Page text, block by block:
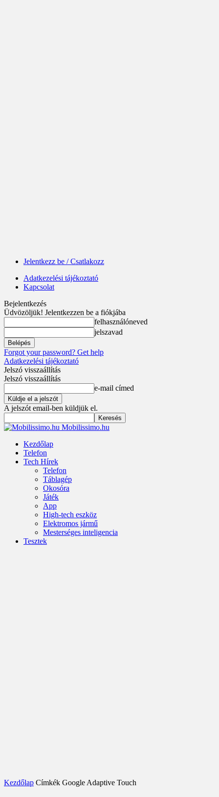
Jelentkezz be / Csatlakozz
Adatkezelési tájékoztató
Kapcsolat
Bejelentkezés
Üdvözöljük! Jelentkezzen be a fiókjába
felhasználóneved
jelszavad
Forgot your password? Get help
Adatkezelési tájékoztató
Jelszó visszaállítás
Jelszó visszaállítás
e-mail címed
A jelszót email-ben küldjük el.
Mobilissimo.hu
Kezdőlap
Telefon
Tech Hírek
Telefon
Táblagép
Okosóra
Játék
App
High-tech eszköz
Elektromos jármű
Mesterséges inteligencia
Tesztek
Kezdőlap Címkék Google Adaptive Touch